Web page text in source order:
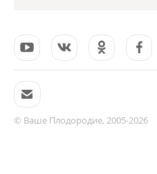
© Ваше Плодородие, 2005-2026